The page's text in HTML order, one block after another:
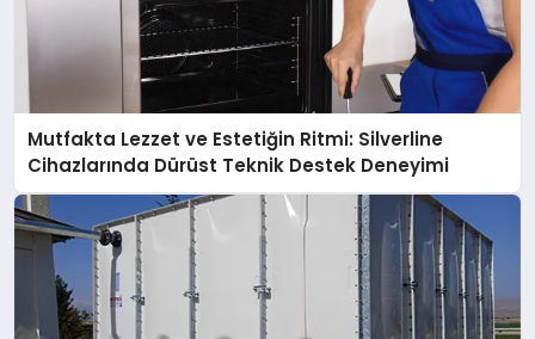
Mutfakta Lezzet ve Estetiğin Ritmi: Silverline
Cihazlarında Dürüst Teknik Destek Deneyimi